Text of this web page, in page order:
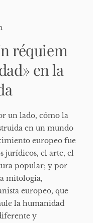
réquiem
en la
un lado, cómo la
en un mundo
europeo fue
jurídicos, el arte, el
popular; y por
mitología,
europeo, que
la humanidad
y